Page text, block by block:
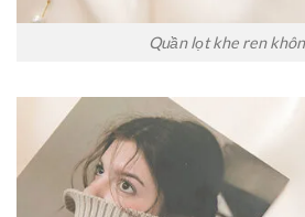
Quần lọt khe ren